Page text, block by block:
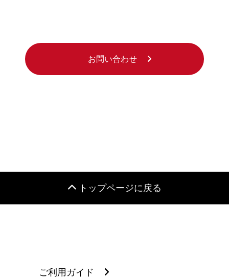
お問い合わせ
トップページに戻る
ご利用ガイド